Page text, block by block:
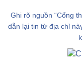
Ghi rõ nguồn “Cổng
dẫn lại tin từ địa chỉ